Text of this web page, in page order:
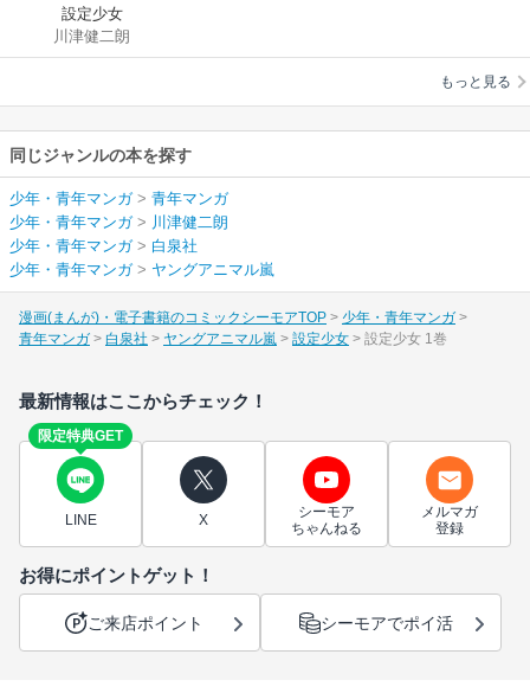
設定少女
川津健二朗
もっと見る
同じジャンルの本を探す
少年・青年マンガ> 青年マンガ
少年・青年マンガ> 川津健二朗
少年・青年マンガ> 白泉社
少年・青年マンガ> ヤングアニマル嵐
漫画(まんが)・電子書籍のコミックシーモアTOP
少年・青年マンガ
青年マンガ
白泉社 ヤングアニマル嵐 設定少女 設定少女 1巻
最新情報はここからチェック！
限定特典GET
LINE X
シーモア
ちゃんねる
メルマガ
登録
お得にポイントゲット！
ご来店ポイント シーモアでポイ活